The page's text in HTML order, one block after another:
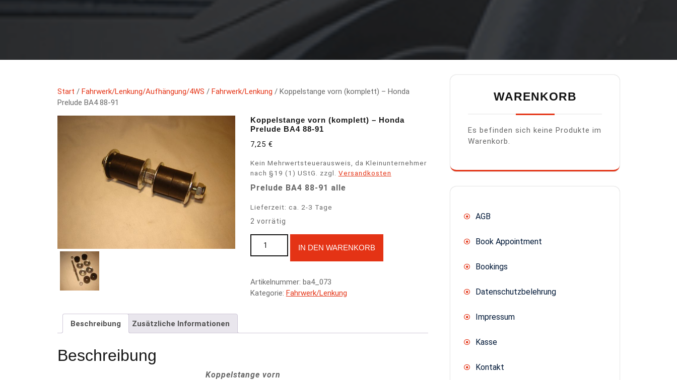
Start / Fahrwerk/Lenkung/Aufhängung/4WS / Fahrwerk/Lenkung / Koppelstange vorn (komplett) – Honda
Prelude BA4 88-91
Koppelstange vorn (komplett) – Honda
Prelude BA4 88-91
7,25 €
Kein Mehrwertsteuerausweis, da Kleinunternehmer
nach §19 (1) UStG. zzgl. Versandkosten
Prelude BA4 88-91 alle
Lieferzeit: ca. 2-3 Tage
2 vorrätig
Koppelstange vorn (komplett) - Honda Prelude BA4 88-91 Menge
IN DEN WARENKORB
t
Artikelnummer: ba4_073
Kategorie: Fahrwerk/Lenkung
Beschreibung Zusätzliche Informationen
Beschreibung
Koppelstange vorn
WARENKORB
Es befinden sich keine Produkte im
Warenkorb.
AGB
Book Appointment
Bookings
Datenschutzbelehrung
Impressum
Kasse
Kontakt